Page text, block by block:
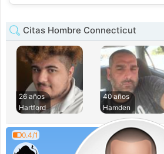
💕
Citas Hombre Connecticut
26 años
Hartford
40 años
Hamden
0.4/1